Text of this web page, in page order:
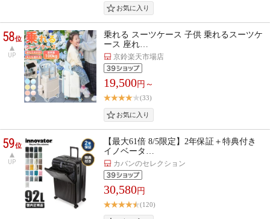
58位
UP
乗れる スーツケース 子供 乗れるスーツケ
ース 座れ…
京鈴楽天市場店
19,500円～
(33)
59位
UP
【最大61倍 8/5限定】2年保証＋特典付き
イノベータ…
カバンのセレクション
30,580円
(120)